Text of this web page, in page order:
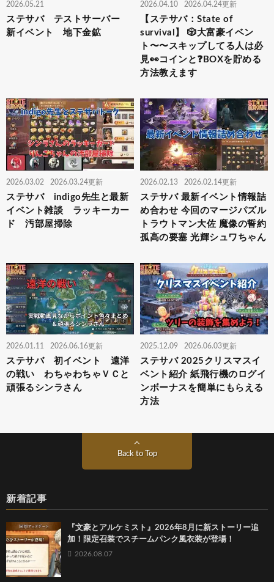
2026.05.21
ステサバ テストサーバー
新イベント 地下金鉱
2026.04.10 2026.04.24更新
【ステサバ：State of
survival】 🎲大富豪イベン
ト〜〜スキップしてる人は必
見👀コインと❓BOXを貯める
方法教えます
2026.03.02 2026.03.24更新
ステサバ indigo先生と最新
イベント雑談 ラッキーカー
ド 汚部屋掃除
2026.02.13 2026.02.14更新
ステサバ 最新イベント情報詰
め合わせ 今回のマージパズル
トラウトマン大佐 魔像の誓約
孤高の要塞 光輝シュワちゃん
2026.01.11 2026.06.16更新
ステサバ 初イベント 遠洋
の戦い わちゃわちゃＶＣと
頑張るシンラさん
2025.12.09 2026.06.03更新
ステサバ 2025クリスマスイ
ベント紹介 紙飛行機のログイ
ンボーナスを簡単にもらえる
方法
Back to Top
新着記事
『文豪とアルケミスト』2026年8月に新ストーリー追
加！限定召装でスチームパンク風衣装が登場！
2026.08.07